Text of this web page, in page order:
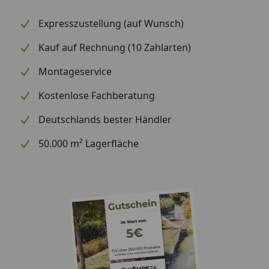
Expresszustellung (auf Wunsch)
Kauf auf Rechnung (10 Zahlarten)
Montageservice
Kostenlose Fachberatung
Deutschlands bester Händler
50.000 m² Lagerfläche